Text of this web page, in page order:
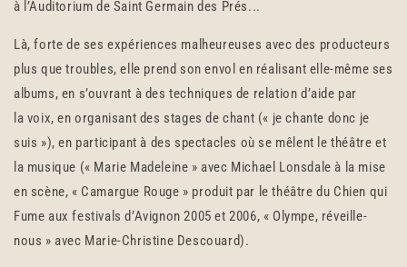
à l’Auditorium de Saint Germain des Prés...
Là, forte de ses expériences malheureuses avec des producteurs
plus que troubles, elle prend son envol en réalisant elle-même ses
albums, en s’ouvrant à des techniques de relation d’aide par
la voix, en organisant des stages de chant (« je chante donc je
suis »), en participant à des spectacles où se mêlent le théâtre et
la musique (« Marie Madeleine » avec Michael Lonsdale à la mise
en scène, « Camargue Rouge » produit par le théâtre du Chien qui
Fume aux festivals d’Avignon 2005 et 2006, « Olympe, réveille-
nous » avec Marie-Christine Descouard).